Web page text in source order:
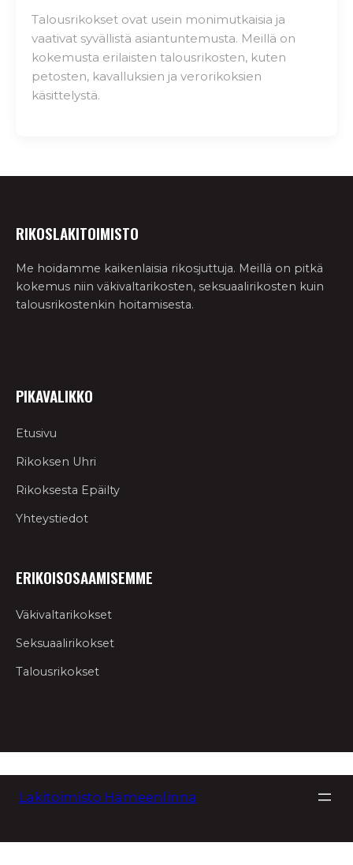
Talousrikokset ovat usein monimutkaisia ja
vaativat syvällistä asiantuntemusta. Meillä on
kokemusta erilaisten talousrikosten, kuten
petosten, kavalluksien ja verorikoksien
käsittelystä.
RIKOSLAKITOIMISTO
Me hoidamme kaikenlaisia rikosjuttuja. Meillä on pitkä
kokemus niin väkivaltarikosten, seksuaalirikosten kuin
talousrikostenkin hoitamisesta.
PIKAVALIKKO
Etusivu
Rikoksen Uhri
Rikoksesta Epäilty
Yhteystiedot
ERIKOISOSAAMISEMME
Väkivaltarikokset
Seksuaalirikokset
Talousrikokset
Lakitoimisto Hämeenlinna